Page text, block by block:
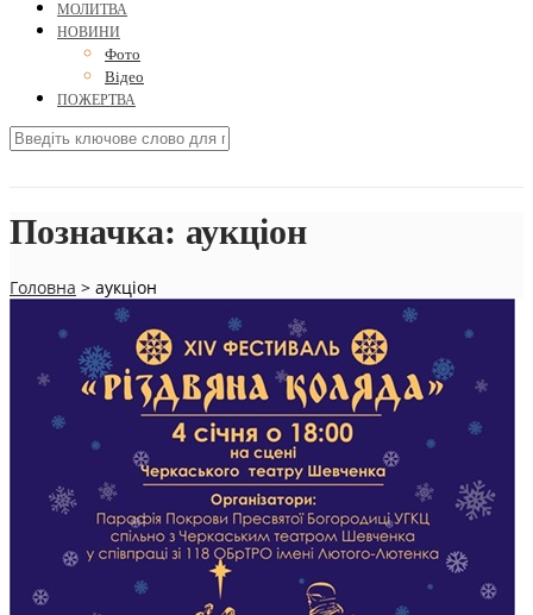
МОЛИТВА
НОВИНИ
Фото
Відео
ПОЖЕРТВА
Позначка: аукціон
Головна > аукціон